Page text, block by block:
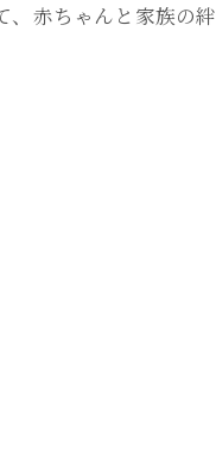
、赤ちゃんと家族の